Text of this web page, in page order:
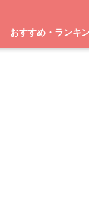
おすすめ・ランキ